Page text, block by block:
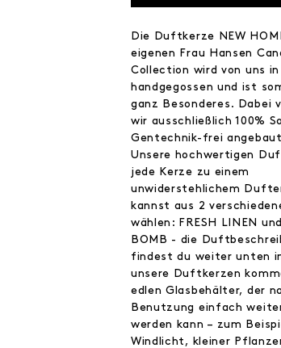
Die Duftkerze NEW
eigenen Frau Hansen
Collection wird von uns in
handgegossen und ist
ganz Besonderes. Dabei
wir ausschließlich 100%
Gentechnik-frei
Unsere hochwertigen
jede Kerze zu einem
unwiderstehlichem
kannst aus 2
wählen: FRESH LINEN
BOMB - die
findest du weiter unten
unsere Duftkerzen
edlen Glasbehälter, der
Benutzung einfach
werden kann – zum
Windlicht, kleiner